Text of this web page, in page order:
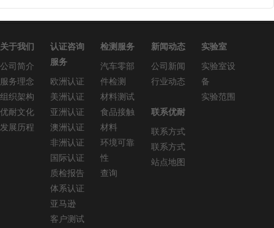
关于我们
公司简介
服务理念
组织架构
优耐文化
发展历程
认证咨询
服务
欧洲认证
美洲认证
亚洲认证
澳洲认证
非洲认证
国际认证
质检报告
体系认证
亚马逊
客户测试
检测服务
汽车零部
件检测
材料测试
食品接触
材料
环境可靠
性
查询
新闻动态
公司新闻
行业动态
实验室
实验室设
备
实验范围
联系优耐
联系方式
联系方式
站点地图